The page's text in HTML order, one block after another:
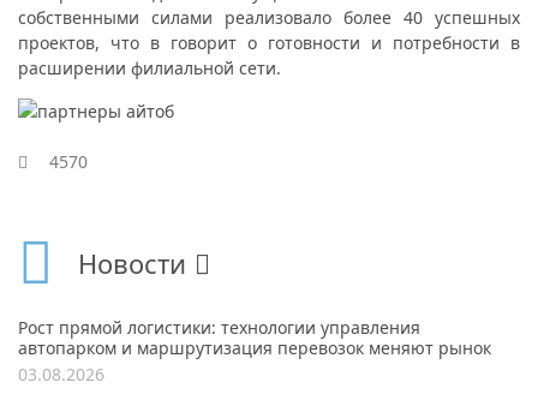
собственными силами реализовало более 40 успешных
проектов, что в говорит о готовности и потребности в
расширении филиальной сети.
4570
Новости
Рост прямой логистики: технологии управления
автопарком и маршрутизация перевозок меняют рынок
03.08.2026